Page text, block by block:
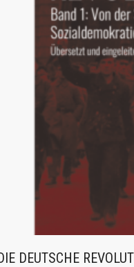
DEUTSCHE